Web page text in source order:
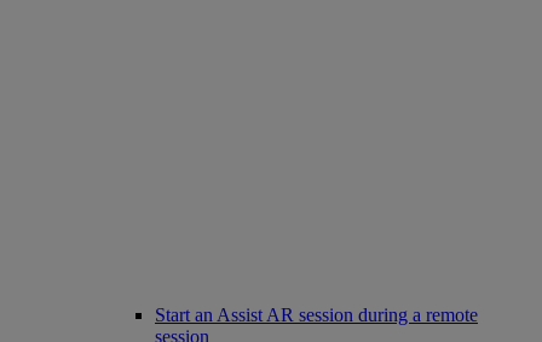
Start an Assist AR session during a remote
session